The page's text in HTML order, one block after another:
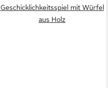
Geschicklichkeitsspiel mit Würfel
aus Holz